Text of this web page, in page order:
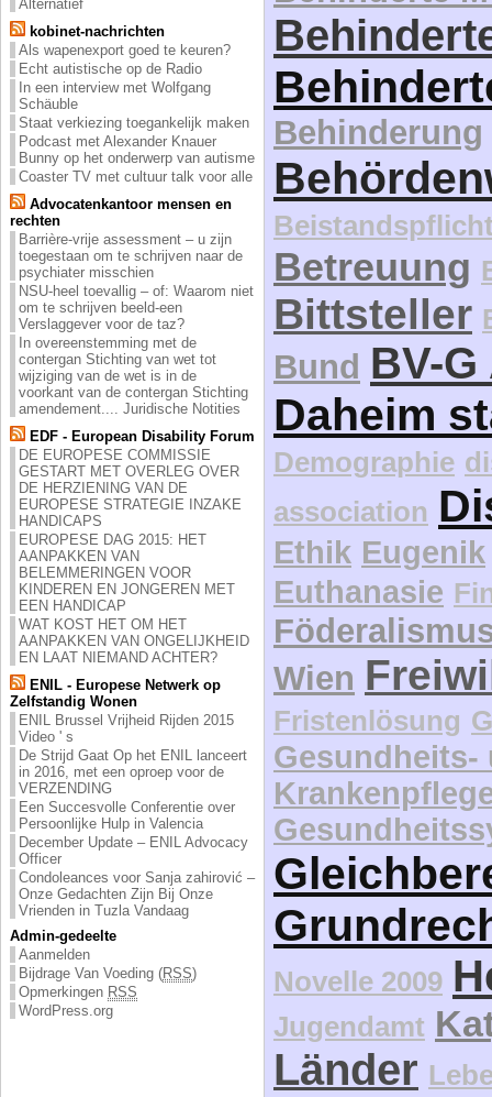
Alternatief
kobinet-nachrichten
Als wapenexport goed te keuren?
Echt autistische op de Radio
In een interview met Wolfgang
Schäuble
Staat verkiezing toegankelijk maken
Podcast met Alexander Knauer
Bunny op het onderwerp van autisme
Coaster TV met cultuur talk voor alle
Advocatenkantoor mensen en
rechten
Barrière-vrije assessment – u zijn
toegestaan om te schrijven naar de
psychiater misschien
NSU-heel toevallig – of: Waarom niet
om te schrijven beeld-een
Verslaggever voor de taz?
In overeenstemming met de
contergan Stichting van wet tot
wijziging van de wet is in de
voorkant van de contergan Stichting
amendement.... Juridische Notities
EDF - European Disability Forum
DE EUROPESE COMMISSIE
GESTART MET OVERLEG OVER
DE HERZIENING VAN DE
EUROPESE STRATEGIE INZAKE
HANDICAPS
EUROPESE DAG 2015: HET
AANPAKKEN VAN
BELEMMERINGEN VOOR
KINDEREN EN JONGEREN MET
EEN HANDICAP
WAT KOST HET OM HET
AANPAKKEN VAN ONGELIJKHEID
EN LAAT NIEMAND ACHTER?
ENIL - Europese Netwerk op
Zelfstandig Wonen
ENIL Brussel Vrijheid Rijden 2015
Video ' s
De Strijd Gaat Op het ENIL lanceert
in 2016, met een oproep voor de
VERZENDING
Een Succesvolle Conferentie over
Persoonlijke Hulp in Valencia
December Update – ENIL Advocacy
Officer
Condoleances voor Sanja zahirović –
Onze Gedachten Zijn Bij Onze
Vrienden in Tuzla Vandaag
Admin-gedeelte
Aanmelden
Bijdrage Van Voeding (RSS)
Opmerkingen RSS
WordPress.org
Behinderung
Betreuung
Bittsteller
Bund BV-
Daheim
Demographie
association
Ethik Eugenik
Euthanasie
Wien
Fristenlösung
Gesundheits-
Novelle 2009
Jugendamt
Länder